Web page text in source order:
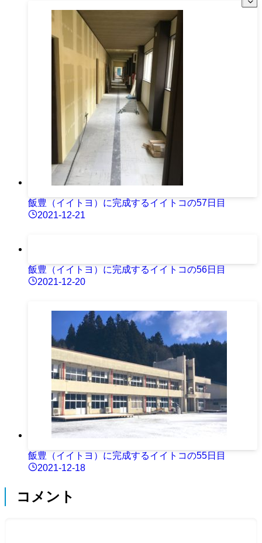
飯豊（イイトヨ）に完成するイイトコの57日目
2021-12-21
飯豊（イイトヨ）に完成するイイトコの56日目
2021-12-20
飯豊（イイトヨ）に完成するイイトコの55日目
2021-12-18
コメント